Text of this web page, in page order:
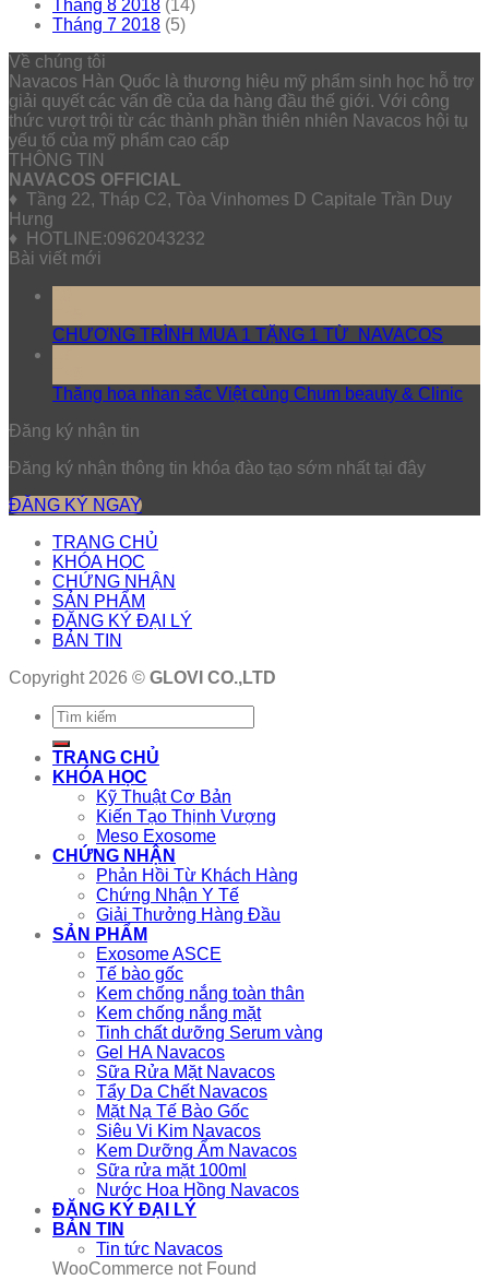
Tháng 8 2018 (14)
Tháng 7 2018 (5)
Về chúng tôi
Navacos Hàn Quốc là thương hiệu mỹ phẩm sinh học hỗ trợ
giải quyết các vấn đề của da hàng đầu thế giới. Với công
thức vượt trội từ các thành phần thiên nhiên Navacos hội tụ
yếu tố của mỹ phẩm cao cấp
THÔNG TIN
NAVACOS OFFICIAL
♦ Tầng 22, Tháp C2, Tòa Vinhomes D Capitale Trần Duy
Hưng
♦ HOTLINE:0962043232
Bài viết mới
CHƯƠNG TRÌNH MUA 1 TẶNG 1 TỪ NAVACOS
Thăng hoa nhan sắc Việt cùng Chum beauty & Clinic
Đăng ký nhận tin
Đăng ký nhận thông tin khóa đào tạo sớm nhất tại đây
ĐĂNG KÝ NGAY
TRANG CHỦ
KHÓA HỌC
CHỨNG NHẬN
SẢN PHẨM
ĐĂNG KÝ ĐẠI LÝ
BẢN TIN
Copyright 2026 © GLOVI CO.,LTD
TRANG CHỦ
KHÓA HỌC
Kỹ Thuật Cơ Bản
Kiến Tạo Thịnh Vượng
Meso Exosome
CHỨNG NHẬN
Phản Hồi Từ Khách Hàng
Chứng Nhận Y Tế
Giải Thưởng Hàng Đầu
SẢN PHẨM
Exosome ASCE
Tế bào gốc
Kem chống nắng toàn thân
Kem chống nắng mặt
Tinh chất dưỡng Serum vàng
Gel HA Navacos
Sữa Rửa Mặt Navacos
Tẩy Da Chết Navacos
Mặt Nạ Tế Bào Gốc
Siêu Vi Kim Navacos
Kem Dưỡng Ẩm Navacos
Sữa rửa mặt 100ml
Nước Hoa Hồng Navacos
ĐĂNG KÝ ĐẠI LÝ
BẢN TIN
Tin tức Navacos
WooCommerce not Found